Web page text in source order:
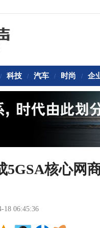
/ 科技 / 汽车 / 时尚 / 企
5GSA核心网
18 06:45:36